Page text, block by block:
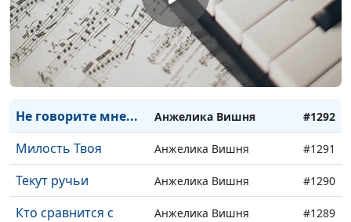
плохих
Научи меня Анжелика Вишня
Кто Христос? Анжелика Вишня #1293
Не говорите мне... Анжелика Вишня #1292
Милость Твоя Анжелика Вишня #1291
Текут ручьи Анжелика Вишня #1290
Кто сравнится с
Анжелика Вишня #1289